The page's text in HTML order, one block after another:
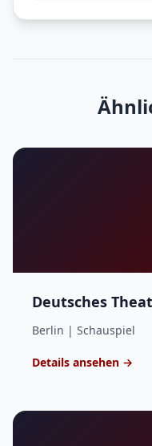
Deutsches
Berlin | Schauspiel
Details ansehen →